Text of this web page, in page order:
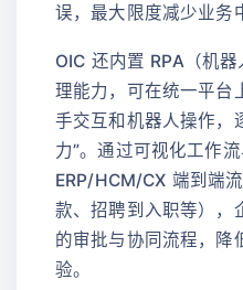
误，最大限度减少业务
OIC 还内置 RPA（机
理能力，可在统一平台
手交互和机器人操作，
力”。通过可视化工作
ERP/HCM/CX 端到端
款、招聘到入职等），
的审批与协同流程，降
验。